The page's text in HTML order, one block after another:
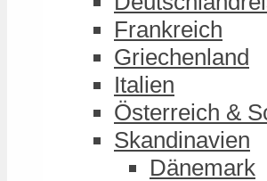
Frankreich
Griechenland
Italien
Österreich &
Skandinavien
Dänemark